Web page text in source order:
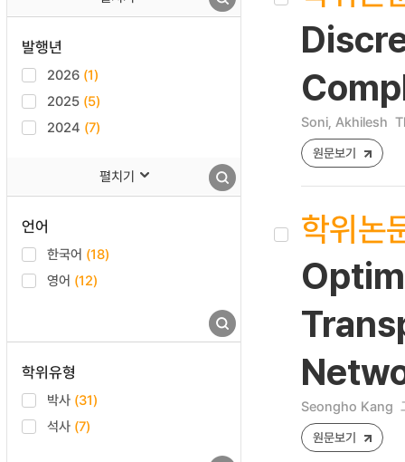
발행년
2026 (1)
2025 (5)
2024 (7)
펼치기
언어
한국어 (18)
영어 (12)
학위유형
박사 (31)
석사 (7)
Soni, Akhilesh
원문보기
학위논
Seongho Kang
원문보기